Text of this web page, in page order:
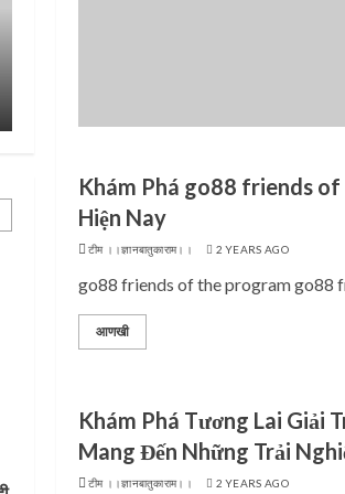
Khám Phá go88 friends
Hiện Nay
टीम ।।ज्ञानबातुकाराम।। 2 YEARS AGO
go88 friends of the program go88
आणखी
Khám Phá Tương Lai Giải
Mang Đến Những Trải
टीम ।।ज्ञानबातुकाराम।। 2 YEARS AGO